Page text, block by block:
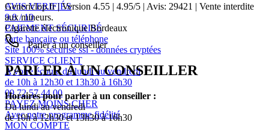
AVIS VERIFIÉS
9.8 / 10
PAIEMENT SÉCURISÉ
carte bancaire ou téléphone
Site 100% sécurisé ssl - données cryptées
SERVICE CLIENT
A votre écoute du lundi au vendredi
de 10h à 12h30 et 13h30 à 16h30
09 72 57 44 00
PAYEZ MOINS CHER
Avec notre programme fidélité
MON COMPTE
Genericlop.fr|Version 4.55 | 4.95/5 | Avis: 29421 | Vente interdite
aux mineurs.
Cigarette électronique Bordeaux
Parler à un conseiller
PARLER À UN CONSEILLER
Horaires pour parler à un conseiller :
Du lundi au vendredi
de 10h à 12h30 et 13h30 à 16h30